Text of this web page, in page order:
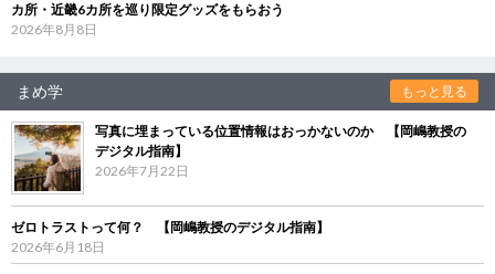
カ所・近畿6カ所を巡り限定グッズをもらおう
2026年8月8日
まめ学 もっと見る
写真に埋まっている位置情報はおっかないのか 【岡嶋教授の
デジタル指南】
2026年7月22日
ゼロトラストって何？ 【岡嶋教授のデジタル指南】
2026年6月18日